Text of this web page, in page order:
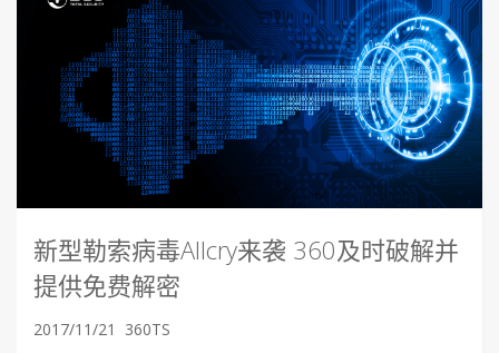
新型勒索病毒Allcry来袭 360及时破解并
提供免费解密
2017/11/21 360TS